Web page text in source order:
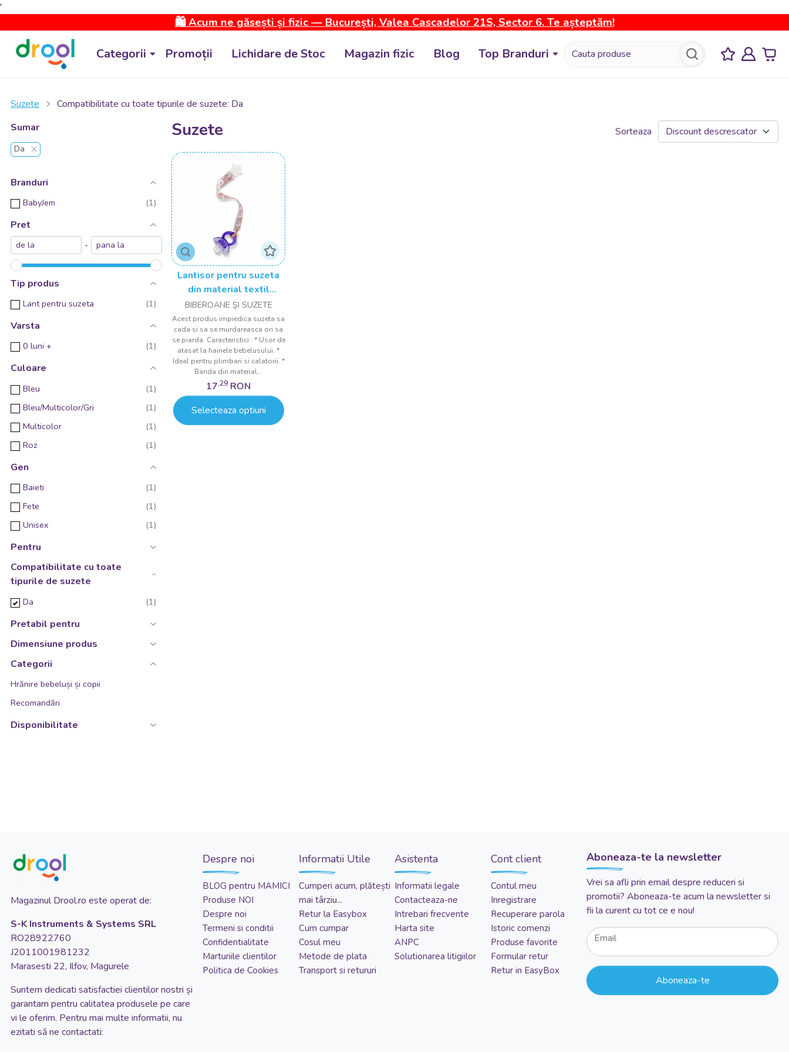
'
🛍️ Acum ne găsești și fizic — București, Valea Cascadelor 21S, Sector 6. Te așteptăm!
Categorii Promoții Lichidare de Stoc Magazin fizic Blog Top Branduri
Suzete
Compatibilitate cu toate tipurile de suzete: Da
Sumar
Da
Branduri
BabyJem
Pret
-
Tip produs
Lant pentru suzeta
Varsta
0 luni +
Culoare
Bleu
Bleu/Multicolor/Gri
Multicolor
Roz
Gen
Baieti
Fete
Unisex
Pentru
Compatibilitate cu toate
tipurile de suzete
Da
Pretabil pentru
Dimensiune produs
Categorii
Hrănire bebeluși și copii
Recomandări
Disponibilitate
Suzete Sorteaza
Lantisor pentru suzeta
din material textil
BabyJem Bear
BIBEROANE ŞI SUZETE
Acest produs impiedica suzeta sa
cada si sa se murdareasca ori sa
se piarda. Caracteristici : * Usor de
atasat la hainele bebelusului. *
Ideal pentru plimbari si calatorii. *
Banda din material...
17,29 RON
Selecteaza optiuni
Magazinul Drool.ro este operat de:
S-K Instruments & Systems SRL
RO28922760
J2011001981232
Marasesti 22, Ilfov, Magurele
Suntem dedicati satisfactiei clientilor nostri și
garantam pentru calitatea produsele pe care
vi le oferim. Pentru mai multe informatii, nu
ezitati să ne contactati:
Despre noi
BLOG pentru MAMICI
Produse NOI
Despre noi
Termeni si conditii
Confidentialitate
Marturiile clientilor
Politica de Cookies
Informatii Utile
Cumperi acum, plătești
mai târziu...
Retur la Easybox
Cum cumpar
Cosul meu
Metode de plata
Transport si retururi
Asistenta
Informatii legale
Contacteaza-ne
Intrebari frecvente
Harta site
ANPC
Solutionarea litigiilor
Cont client
Contul meu
Inregistrare
Recuperare parola
Istoric comenzi
Produse favorite
Formular retur
Retur in EasyBox
Aboneaza-te la newsletter
Vrei sa afli prin email despre reduceri si
promotii? Aboneaza-te acum la newsletter si
fii la curent cu tot ce e nou!
Email
Aboneaza-te